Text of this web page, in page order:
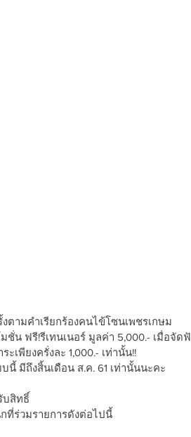
ตามคำเรียกร้องคนไข้โซนเพชรเกษม
ชั่น ฟรี!รีเทนเนอร์ มูลค่า 5,000.- เมื่อจัด
ะเพียงครั่งละ 1,000.- เท่านั้น!!
นี้ มีถึงสิ้นเดือน ส.ค. 61 เท่านั้นนะคะ
บสิทธิ์
ที่ร่วมรายการดังต่อไปนี้